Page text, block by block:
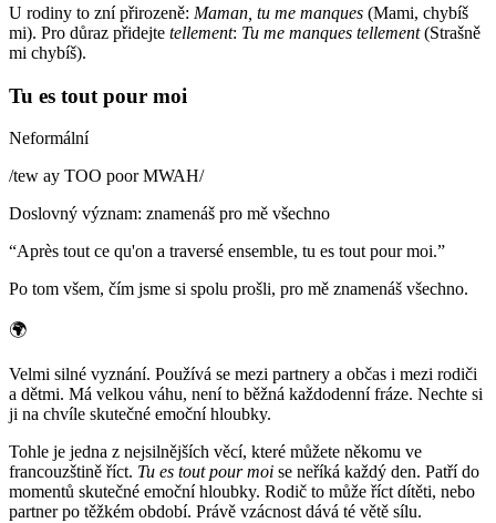
U rodiny to zní přirozeně: Maman, tu me manques (Mami, chybíš
mi). Pro důraz přidejte tellement: Tu me manques tellement(Strašně
mi chybíš).
Tu es tout pour moi
Neformální
/tew ay TOO poor MWAH/
Doslovný význam: znamenáš pro mě všechno
“Après tout ce qu'on a traversé ensemble, tu es tout pour moi.”
Po tom všem, čím jsme si spolu prošli, pro mě znamenáš všechno.
🌍
Velmi silné vyznání. Používá se mezi partnery a občas i mezi rodiči
a dětmi. Má velkou váhu, není to běžná každodenní fráze. Nechte si
ji na chvíle skutečné emoční hloubky.
Tohle je jedna z nejsilnějších věcí, které můžete někomu ve
francouzštině říct. Tu es tout pour moi se neříká každý den. Patří do
momentů skutečné emoční hloubky. Rodič to může říct dítěti, nebo
partner po těžkém období. Právě vzácnost dává té větě sílu.